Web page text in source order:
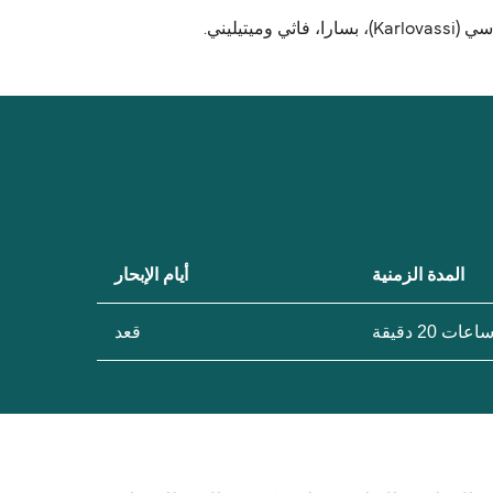
المدة الزمنية أيام الإبحار
قعد